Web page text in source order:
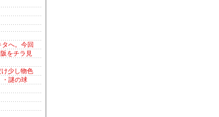
へ。今回
をチラ見
少し物色
・謎の球